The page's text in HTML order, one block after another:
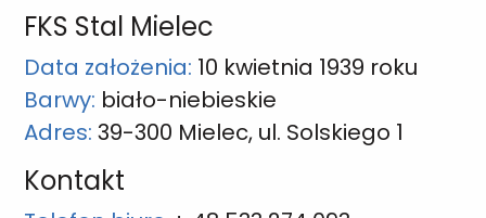
FKS Stal Mielec
Data założenia: 10 kwietnia 1939 roku
Barwy: biało-niebieskie
Adres: 39-300 Mielec, ul. Solskiego 1
Kontakt